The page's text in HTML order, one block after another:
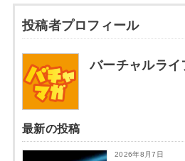
す。
▼キャンペーンページ
https://lp.vark.co.jp/
「VARK」とは